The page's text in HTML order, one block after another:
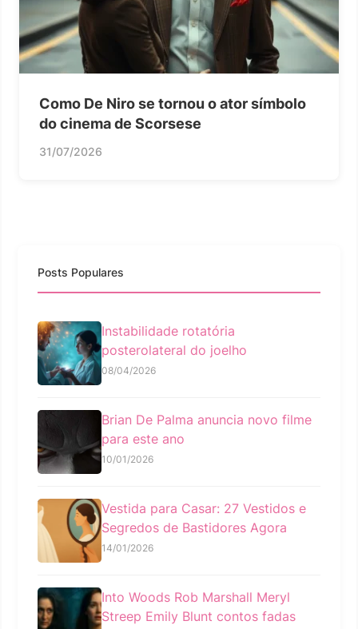
Como De Niro se tornou o ator símbolo
do cinema de Scorsese
31/07/2026
Posts Populares
Instabilidade rotatória
posterolateral do joelho
08/04/2026
Brian De Palma anuncia novo filme
para este ano
10/01/2026
Vestida para Casar: 27 Vestidos e
Segredos de Bastidores Agora
14/01/2026
Into Woods Rob Marshall Meryl
Streep Emily Blunt contos fadas